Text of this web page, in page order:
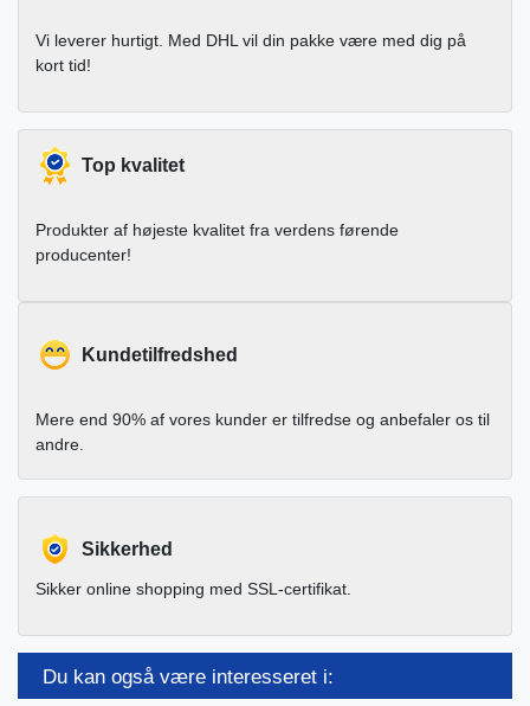
Vi leverer hurtigt. Med DHL vil din pakke være med dig på
kort tid!
Top kvalitet
Produkter af højeste kvalitet fra verdens førende
producenter!
Kundetilfredshed
Mere end 90% af vores kunder er tilfredse og anbefaler os til
andre.
Sikkerhed
Sikker online shopping med SSL-certifikat.
Du kan også være interesseret i: